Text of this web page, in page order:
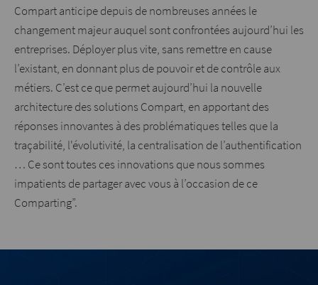
Compart anticipe depuis de nombreuses années le
changement majeur auquel sont confrontées aujourd’hui les
entreprises. Déployer plus vite, sans remettre en cause
l’existant, en donnant plus de pouvoir et de contrôle aux
métiers. C’est ce que permet aujourd’hui la nouvelle
architecture des solutions Compart, en apportant des
réponses innovantes à des problématiques telles que la
traçabilité, l'évolutivité, la centralisation de l’authentification
… Ce sont toutes ces innovations que nous sommes
impatients de partager avec vous à l’occasion de ce
Comparting”.